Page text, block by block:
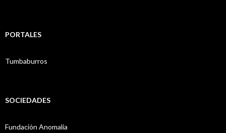
PORTALES
Tumbaburros
SOCIEDADES
Fundación Anomalia